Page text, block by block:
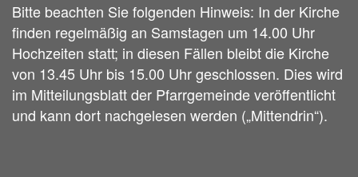
Bitte beachten Sie folgenden Hinweis: In der Kirche
finden regelmäßig an Samstagen um 14.00 Uhr
Hochzeiten statt; in diesen Fällen bleibt die Kirche
von 13.45 Uhr bis 15.00 Uhr geschlossen. Dies wird
im Mitteilungsblatt der Pfarrgemeinde veröffentlicht
und kann dort nachgelesen werden („Mittendrin“).